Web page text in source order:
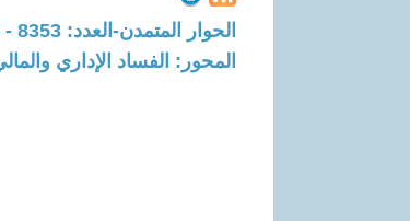
الحوار المتمدن-العدد: 8353 - 2025 / 5 / 25 - 22:47
المحور: الفساد الإداري